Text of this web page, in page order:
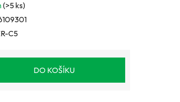
(>5 ks)
C5
DO KOŠÍKU